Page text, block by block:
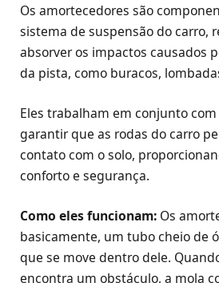
Os amortecedores são
sistema de suspensão do carro,
absorver os impactos causados
da pista, como buracos,
Eles trabalham em conjunto
garantir que as rodas do carro
contato com o solo,
conforto e segurança.
Como eles funcionam: Os
basicamente, um tubo cheio de
que se move dentro dele.
encontra um obstáculo, a mola